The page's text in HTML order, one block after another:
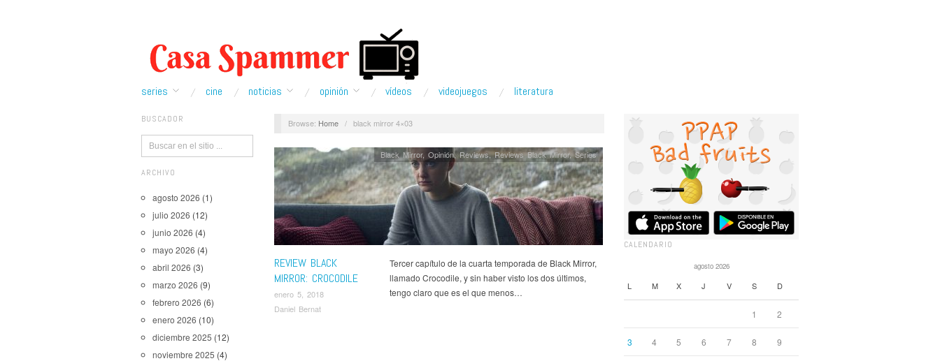
series cine noticias opinión ví­deos videojuegos literatura
BUSCADOR
ARCHIVO
agosto 2026 (1)
julio 2026 (12)
junio 2026 (4)
mayo 2026 (4)
abril 2026 (3)
marzo 2026 (9)
febrero 2026 (6)
enero 2026 (10)
diciembre 2025 (12)
noviembre 2025 (4)
Browse: Home / black mirror 4×03
REVIEW BLACK
MIRROR: CROCODILE
enero 5, 2018
Daniel Bernat
Black Mirror,Opinión,Reviews,Reviews Black Mirror, Series
Tercer capítulo de la cuarta temporada de Black Mirror,
llamado Crocodile, y sin haber visto los dos últimos,
tengo claro que es el que menos…
CALENDARIO
agosto 2026
L M X J V S D
1 2
3 4 5 6 7 8 9